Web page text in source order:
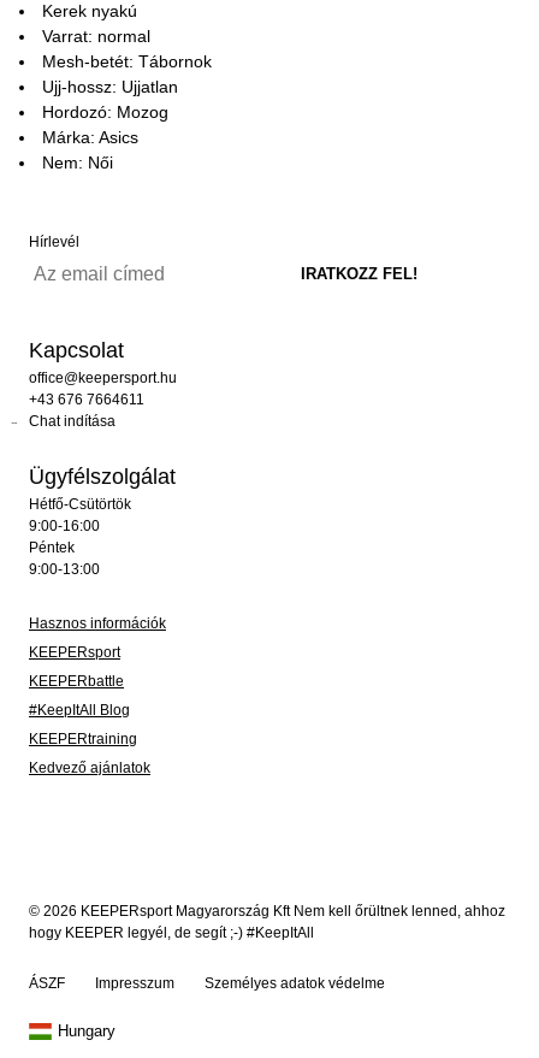
Kerek nyakú
Varrat: normal
Mesh-betét: Tábornok
Ujj-hossz: Ujjatlan
Hordozó: Mozog
Márka: Asics
Nem: Női
Hírlevél
Kapcsolat
office@keepersport.hu
+43 676 7664611
Chat indítása
Ügyfélszolgálat
Hétfő-Csütörtök
9:00-16:00
Péntek
9:00-13:00
Hasznos információk
KEEPERsport
KEEPERbattle
#KeepItAll Blog
KEEPERtraining
Kedvező ajánlatok
© 2026 KEEPERsport Magyarország Kft Nem kell őrültnek lenned, ahhoz
hogy KEEPER legyél, de segít ;-) #KeepItAll
ÁSZF Impresszum Személyes adatok védelme
Hungary